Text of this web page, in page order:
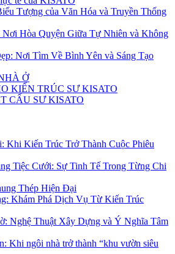
Tượng của Văn Hóa và Truyền Thống
Hòa Quyện Giữa Tự Nhiên và Không
Nơi Tìm Về Bình Yên và Sáng Tạo
Ở
KIẾN TRÚC SƯ KISATO
CẤU SƯ KISATO
Khi Kiến Trúc Trở Thành Cuộc Phiêu
Tiệc Cưới: Sự Tinh Tế Trong Từng Chi
Thép Hiện Đại
Khám Phá Dịch Vụ Từ Kiến Trúc
Nghệ Thuật Xây Dựng và Ý Nghĩa Tâm
Khi ngôi nhà trở thành “khu vườn siêu